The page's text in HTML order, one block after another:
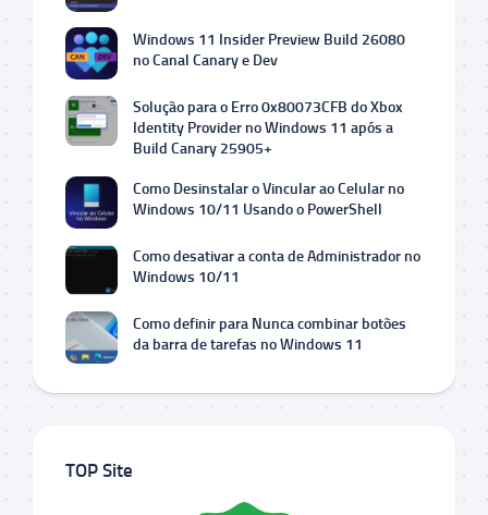
Windows 11 Insider Preview Build 26080
no Canal Canary e Dev
Solução para o Erro 0x80073CFB do Xbox
Identity Provider no Windows 11 após a
Build Canary 25905+
Como Desinstalar o Vincular ao Celular no
Windows 10/11 Usando o PowerShell
Como desativar a conta de Administrador no
Windows 10/11
Como definir para Nunca combinar botões
da barra de tarefas no Windows 11
TOP Site